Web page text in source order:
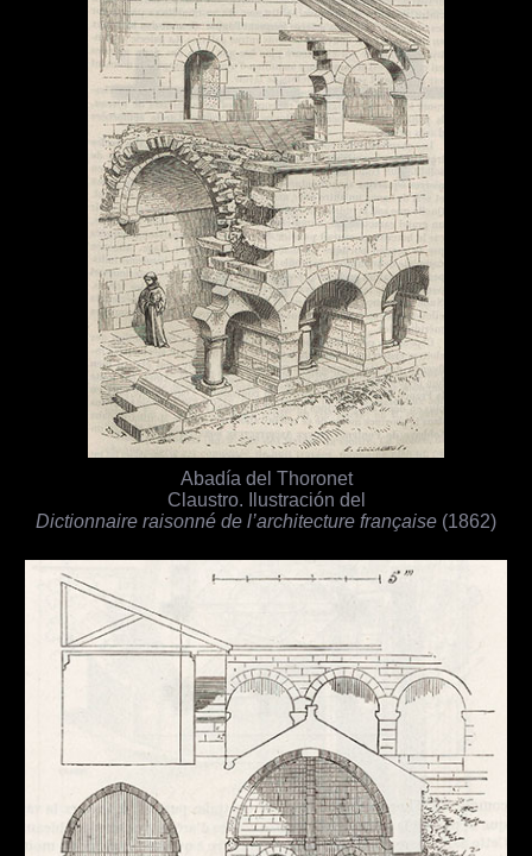
Abadía del Thoronet
Claustro. Ilustración del
Dictionnaire raisonné de l’architecture française (1862)